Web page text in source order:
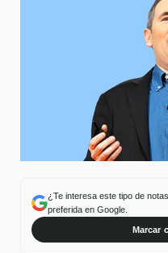
¿Te interesa este tipo de
preferida en Google.
Marcar